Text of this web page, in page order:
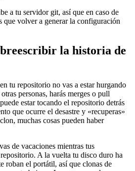
a tu servidor git, así que en caso de
que volver a generar la configuración
la historia de
tu repositorio no vas a estar hurgando
personas, harás merges o pull
estar tocando el repositorio detrás
que ocurre el desastre y «recuperas»
muchas cosas pueden haber
de vacaciones mientras tus
A la vuelta tu disco duro ha
roban el portátil, así que clonas de